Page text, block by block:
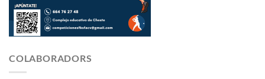
COLABORADORS